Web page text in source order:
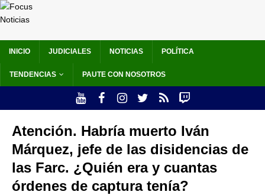
INICIO JUDICIALES NOTICIAS POLÍTICA
TENDENCIAS PAUTE CON NOSOTROS
Atención. Habría muerto Iván
Márquez, jefe de las disidencias de
las Farc. ¿Quién era y cuantas
órdenes de captura tenía?